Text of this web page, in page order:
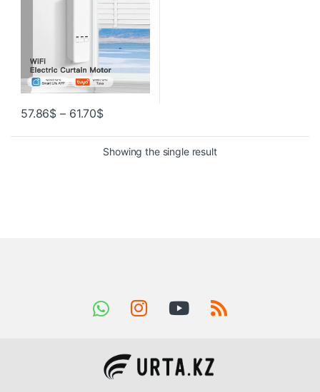
57.86$ – 61.70$
Showing the single result